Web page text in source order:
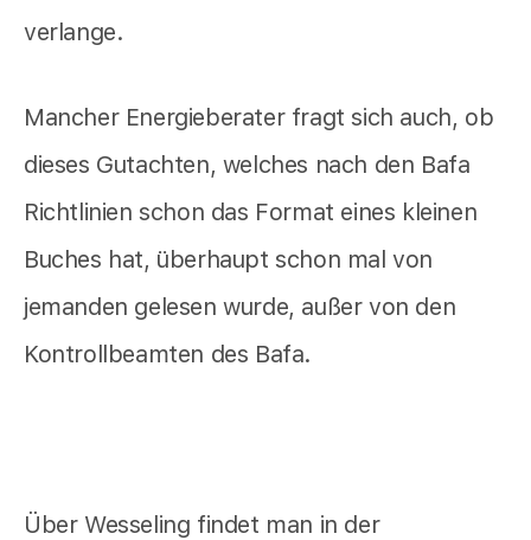
verlange.
Mancher Energieberater fragt sich auch, ob
dieses Gutachten, welches nach den Bafa
Richtlinien schon das Format eines kleinen
Buches hat, überhaupt schon mal von
jemanden gelesen wurde, außer von den
Kontrollbeamten des Bafa.
Über Wesseling findet man in der